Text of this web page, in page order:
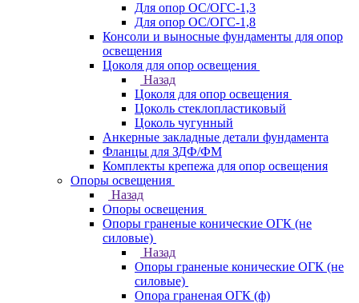
Для опор ОС/ОГС-1,3
Для опор ОС/ОГС-1,8
Консоли и выносные фундаменты для опор
освещения
Цоколя для опор освещения
Назад
Цоколя для опор освещения
Цоколь стеклопластиковый
Цоколь чугунный
Анкерные закладные детали фундамента
Фланцы для ЗДФ/ФМ
Комплекты крепежа для опор освещения
Опоры освещения
Назад
Опоры освещения
Опоры граненые конические ОГК (не
силовые)
Назад
Опоры граненые конические ОГК (не
силовые)
Опора граненая ОГК (ф)